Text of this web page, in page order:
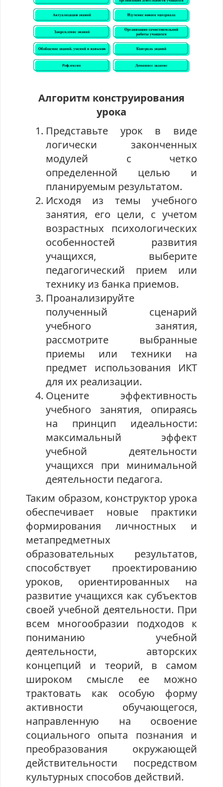
Алгоритм конструирования
урока
Представьте урок в виде
логически законченных
модулей с четко
определенной целью и
планируемым результатом.
Исходя из темы учебного
занятия, его цели, с учетом
возрастных психологических
особенностей развития
учащихся, выберите
педагогический прием или
технику из банка приемов.
Проанализируйте
полученный сценарий
учебного занятия,
рассмотрите выбранные
приемы или техники на
предмет использования ИКТ
для их реализации.
Оцените эффективность
учебного занятия, опираясь
на принцип идеальности:
максимальный эффект
учебной деятельности
учащихся при минимальной
деятельности педагога.
Таким образом, конструктор урока
обеспечивает новые практики
формирования личностных и
метапредметных
образовательных результатов,
способствует проектированию
уроков, ориентированных на
развитие учащихся как субъектов
своей учебной деятельности. При
всем многообразии подходов к
пониманию учебной
деятельности, авторских
концепций и теорий, в самом
широком смысле ее можно
трактовать как особую форму
активности обучающегося,
направленную на освоение
социального опыта познания и
преобразования окружающей
действительности посредством
культурных способов действий.